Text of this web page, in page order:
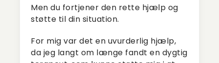
Men du fortjener den rette hjælp og
støtte til din situation.
For mig var det en uvurderlig hjælp,
da jeg langt om længe fandt en dygtig